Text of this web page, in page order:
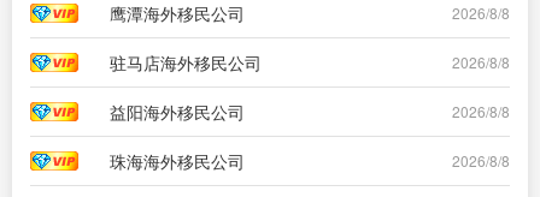
鹰潭海外移民公司 2026/8/8
驻马店海外移民公司 2026/8/8
益阳海外移民公司 2026/8/8
珠海海外移民公司 2026/8/8